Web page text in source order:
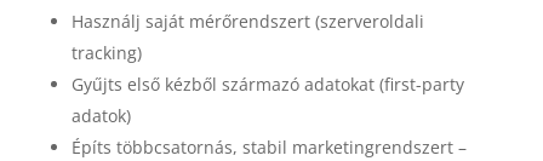
Használj saját mérőrendszert (szerveroldali
tracking)
Gyűjts első kézből származó adatokat (first-party
adatok)
Építs többcsatornás, stabil marketingrendszert –